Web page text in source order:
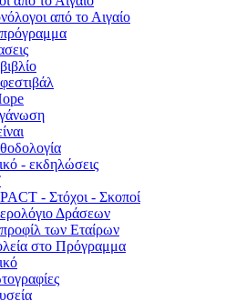
από το Αιγαίο
- εκδηλώσεις
- Στόχοι - Σκοποί
Δράσεων
των Εταίρων
στο Πρόγραμμα